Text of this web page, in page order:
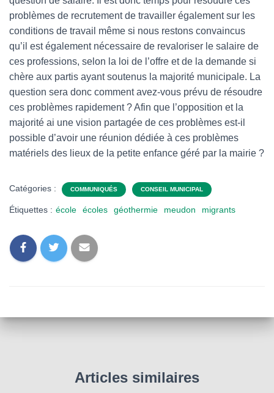
problèmes de recrutement de travailler également sur les
conditions de travail même si nous restons convaincus
qu’il est également nécessaire de revaloriser le salaire de
ces professions, selon la loi de l’offre et de la demande si
chère aux partis ayant soutenus la majorité municipale. La
question sera donc comment avez-vous prévu de résoudre
ces problèmes rapidement ? Afin que l’opposition et la
majorité ai une vision partagée de ces problèmes est-il
possible d’avoir une réunion dédiée à ces problèmes
matériels des lieux de la petite enfance géré par la mairie ?
Catégories : COMMUNIQUÉS CONSEIL MUNICIPAL
Étiquettes : école écoles géothermie meudon migrants
Articles similaires